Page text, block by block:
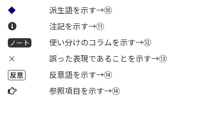
◆
派生語を示す→⑩
注記
注記を示す→⑪
ノート
使い分けのコラムを示す→⑫
×
誤った表現であることを示す→⑬
反意
反意語を示す→⑭
参照項目
参照項目を示す→⑭